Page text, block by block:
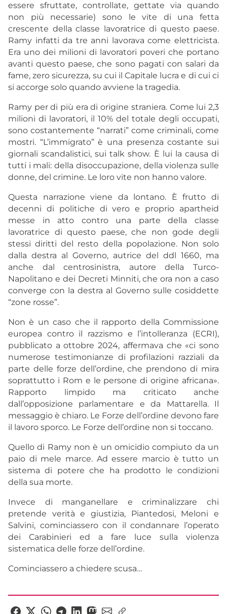
essere sfruttate, controllate, gettate via quando
non più necessarie) sono le vite di una fetta
crescente della classe lavoratrice di questo paese.
Ramy infatti da tre anni lavorava come elettricista.
Era uno dei milioni di lavoratori poveri che portano
avanti questo paese, che sono pagati con salari da
fame, zero sicurezza, su cui il Capitale lucra e di cui ci
si accorge solo quando avviene la tragedia.
Ramy per di più era di origine straniera. Come lui 2,3
milioni di lavoratori, il 10% del totale degli occupati,
sono costantemente “narrati” come criminali, come
mostri. “L’immigrato” è una presenza costante sui
giornali scandalistici, sui talk show. È lui la causa di
tutti i mali: della disoccupazione, della violenza sulle
donne, del crimine. Le loro vite non hanno valore.
Questa narrazione viene da lontano. È frutto di
decenni di politiche di vero e proprio apartheid
messe in atto contro una parte della classe
lavoratrice di questo paese, che non gode degli
stessi diritti del resto della popolazione. Non solo
dalla destra al Governo, autrice del ddl 1660, ma
anche dal centrosinistra, autore della Turco-
Napolitano e dei Decreti Minniti, che ora non a caso
converge con la destra al Governo sulle cosiddette
“zone rosse”.
Non è un caso che il rapporto della Commissione
europea contro il razzismo e l’intolleranza (ECRI),
pubblicato a ottobre 2024, affermava che «ci sono
numerose testimonianze di profilazioni razziali da
parte delle forze dell’ordine, che prendono di mira
soprattutto i Rom e le persone di origine africana».
Rapporto limpido ma criticato anche
dall’opposizione parlamentare e da Mattarella. Il
messaggio è chiaro. Le Forze dell’ordine devono fare
il lavoro sporco. Le Forze dell’ordine non si toccano.
Quello di Ramy non è un omicidio compiuto da un
paio di mele marce. Ad essere marcio è tutto un
sistema di potere che ha prodotto le condizioni
della sua morte.
Invece di manganellare e criminalizzare chi
pretende verità e giustizia, Piantedosi, Meloni e
Salvini, cominciassero con il condannare l’operato
dei Carabinieri ed a fare luce sulla violenza
sistematica delle forze dell’ordine.
Cominciassero a chiedere scusa…